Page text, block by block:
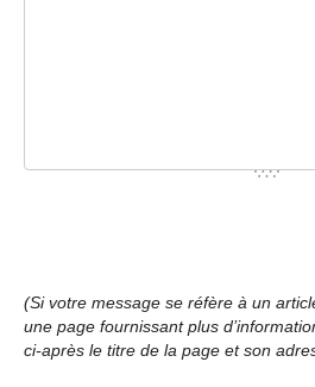
(Si votre message se réfère à un
une page fournissant plus
ci-après le titre de la page et son